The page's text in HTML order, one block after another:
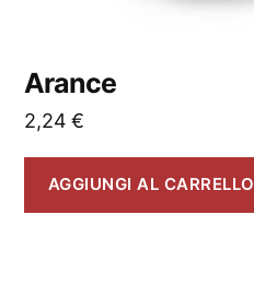
Arance
2,24€
AGGIUNGI AL CARRELLO